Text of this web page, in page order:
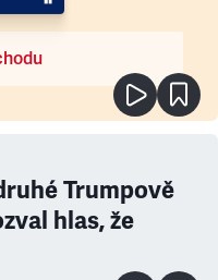
Trumpově
hlas, že